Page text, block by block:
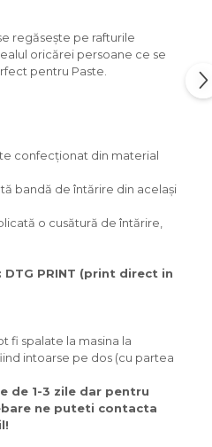
regăsește pe rafturile
oricărei persoane ce se
pentru Paste.
confecționat din material
bandă de întărire din același
o cusătură de întărire,
PRINT (print direct in
fi spalate la masina la
intoarse pe dos (cu partea
de 1-3 zile dar pentru
ne puteti contacta